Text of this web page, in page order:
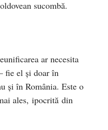
sucombă.
ar necesita
fie el și doar în
și în România. Este o
ales, ipocrită din